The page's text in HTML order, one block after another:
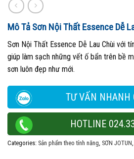
Mô Tả Sơn Nội Thất Essence Dễ
Sơn Nội Thất Essence Dễ Lau Chùi với
giúp làm sạch những vết ố bẩn trên bề
sơn luôn đẹp như mới.
TƯ VẤN NHANH
HOTLINE
Categories: Sản phẩm theo tính năng SƠN JOTUN